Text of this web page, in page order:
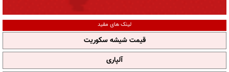
لینک های مفید
قیمت شیشه سکوریت
آلپاری